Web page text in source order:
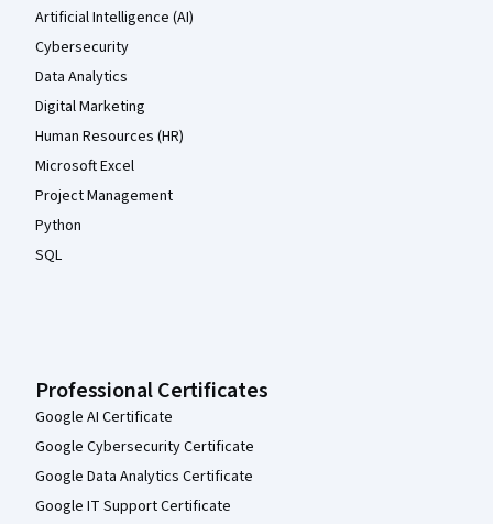
Artificial Intelligence (AI)
Cybersecurity
Data Analytics
Digital Marketing
Human Resources (HR)
Microsoft Excel
Project Management
Python
SQL
Professional Certificates
Google AI Certificate
Google Cybersecurity Certificate
Google Data Analytics Certificate
Google IT Support Certificate